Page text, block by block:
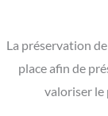
La préservation
place afin de
valoriser le